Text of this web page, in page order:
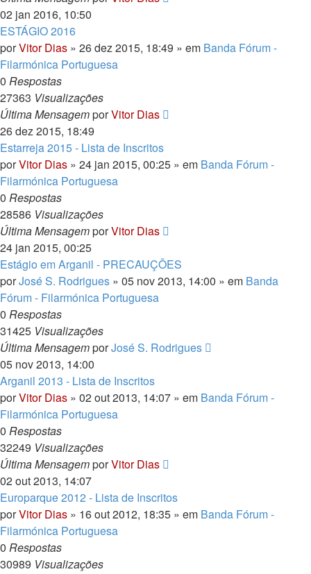
02 jan 2016, 10:50
ESTÁGIO 2016
porVitor Dias » 26 dez 2015, 18:49 » em Banda Fórum -
Filarmónica Portuguesa
0 Respostas
27363 Visualizações
Última MensagemporVitor Dias
26 dez 2015, 18:49
Estarreja 2015 - Lista de Inscritos
porVitor Dias » 24 jan 2015, 00:25 » em Banda Fórum -
Filarmónica Portuguesa
0 Respostas
28586 Visualizações
Última MensagemporVitor Dias
24 jan 2015, 00:25
Estágio em Arganil - PRECAUÇÕES
porJosé S. Rodrigues » 05 nov 2013, 14:00 » em Banda
Fórum - Filarmónica Portuguesa
0 Respostas
31425 Visualizações
Última MensagemporJosé S. Rodrigues
05 nov 2013, 14:00
Arganil 2013 - Lista de Inscritos
porVitor Dias » 02 out 2013, 14:07 » em Banda Fórum -
Filarmónica Portuguesa
0 Respostas
32249 Visualizações
Última MensagemporVitor Dias
02 out 2013, 14:07
Europarque 2012 - Lista de Inscritos
porVitor Dias » 16 out 2012, 18:35 » em Banda Fórum -
Filarmónica Portuguesa
0 Respostas
30989 Visualizações